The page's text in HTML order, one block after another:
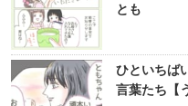
とも
ひといちば
言葉たち【